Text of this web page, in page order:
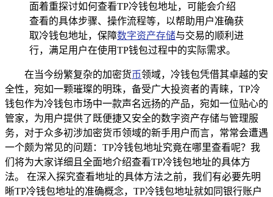
面着重探讨如何查看TP冷钱包地址，可能会介绍
查看的具体步骤、操作流程等，以帮助用户准确获
取冷钱包地址，保障数字资产存储与交易的顺利进
行，满足用户在使用TP钱包过程中的实际需求。
在当今纷繁复杂的加密货币领域，冷钱包凭借其卓越的安
全性，宛如一颗璀璨的明珠，备受广大投资者的青睐，TP冷
钱包作为冷钱包市场中一款声名远扬的产品，宛如一位贴心的
管家，为用户提供了既便捷又安全的数字资产存储与管理服
务，对于众多初涉加密货币领域的新手用户而言，常常会遭遇
一个颇为常见的问题：TP冷钱包地址究竟在哪里查看呢？我
们将为大家详细且全面地介绍查看TP冷钱包地址的具体方
法。 在深入探究查看地址的具体方法之前，我们有必要先明
晰TP冷钱包地址的准确概念，TP冷钱包地址就如同银行账户